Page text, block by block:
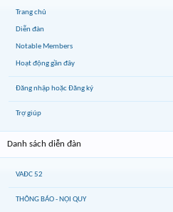
Trang chủ
Diễn đàn
Notable Members
Hoạt động gần đây
Đăng nhập hoặc Đăng ký
Trợ giúp
Danh sách diễn đàn
VAĐC 52
THÔNG BÁO - NỘI QUY